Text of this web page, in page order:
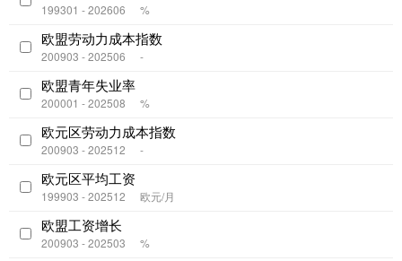
199301 - 202606 %
欧盟劳动力成本指数
200903 - 202506 -
欧盟青年失业率
200001 - 202508 %
欧元区劳动力成本指数
200903 - 202512 -
欧元区平均工资
199903 - 202512 欧元/月
欧盟工资增长
200903 - 202503 %